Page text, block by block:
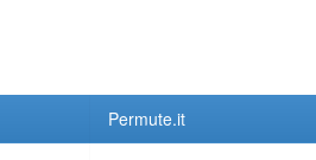
Permute.it